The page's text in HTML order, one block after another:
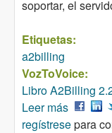
soportar, el
Etiquetas:
a2billing
VozToVoice:
Libro A2Billing
Leer más sobre
regístresepara